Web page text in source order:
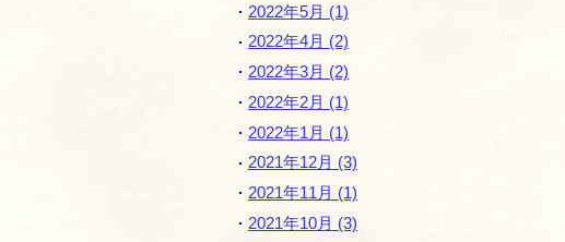
2022年5月 (1)
2022年4月 (2)
2022年3月 (2)
2022年2月 (1)
2022年1月 (1)
2021年12月 (3)
2021年11月 (1)
2021年10月 (3)